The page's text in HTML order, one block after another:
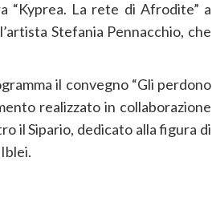
“Kyprea. La rete di Afrodite” a
Stefania Pennacchio, che
il convegno “Gli perdono
realizzato in collaborazione
il Sipario, dedicato alla figura di